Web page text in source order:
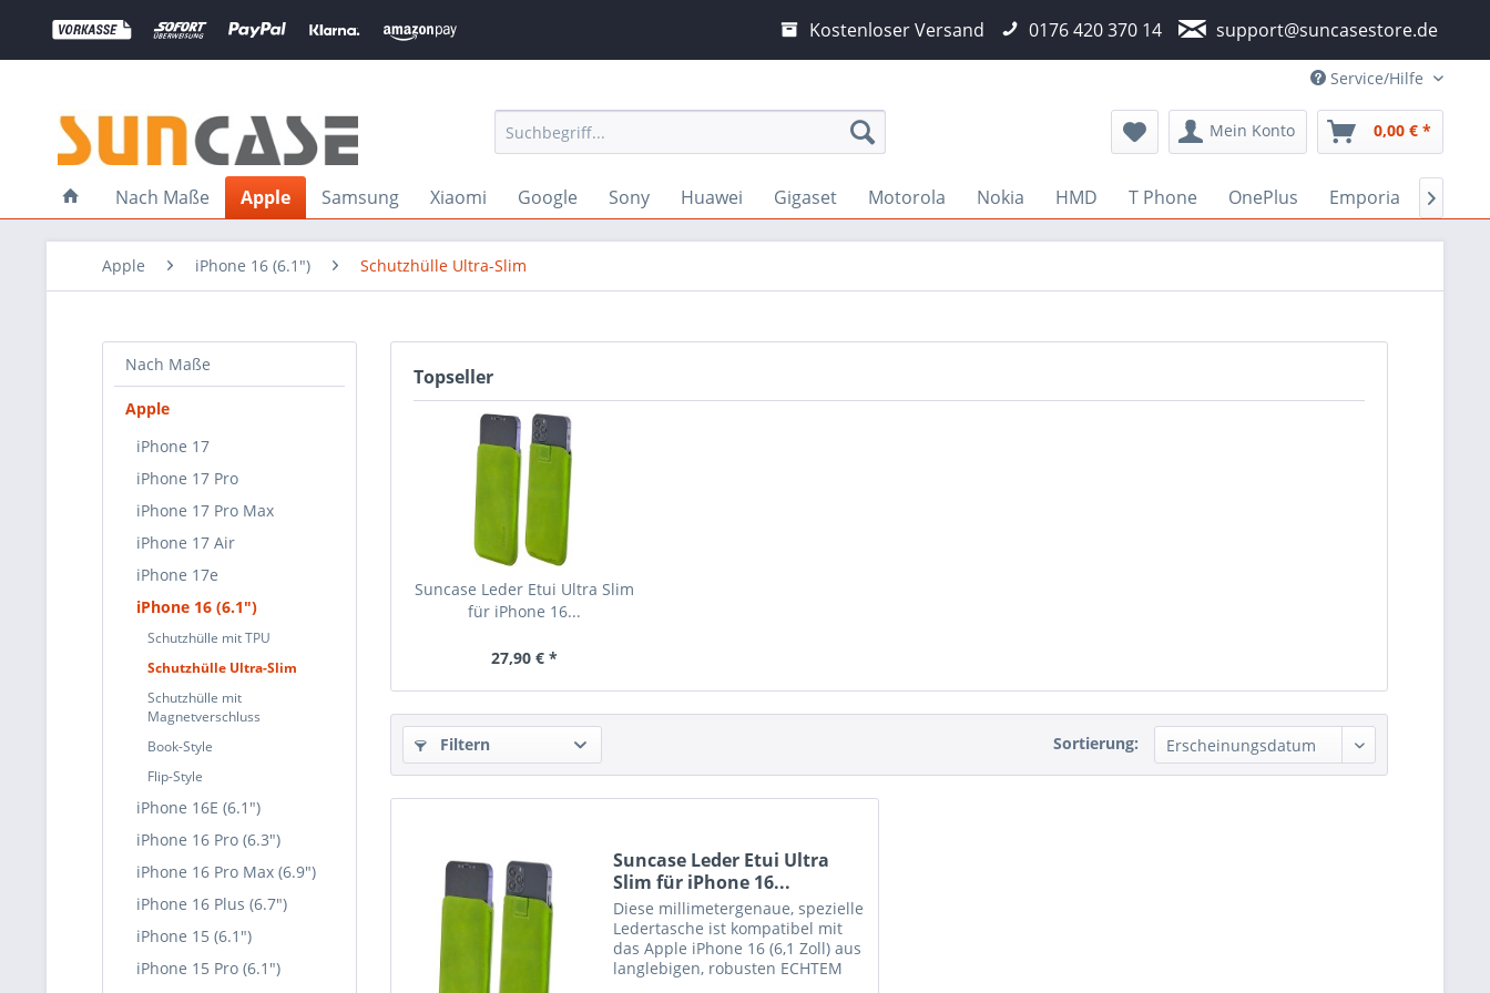
Kostenloser Versand 0176 420 370 14 support@suncasestore.de
Service/Hilfe
Mein Konto 0,00 € *
Nach Maße Apple Samsung Xiaomi Google Sony Huawei Gigaset Motorola Nokia HMD T Phone OnePlus Emporia 
Apple iPhone 16 (6.1") Schutzhülle Ultra-Slim
Nach Maße
Apple
iPhone 17
iPhone 17 Pro
iPhone 17 Pro Max
iPhone 17 Air
iPhone 17e
iPhone 16 (6.1")
Schutzhülle mit TPU
Schutzhülle Ultra-Slim
Schutzhülle mit
Magnetverschluss
Book-Style
Flip-Style
iPhone 16E (6.1")
iPhone 16 Pro (6.3")
iPhone 16 Pro Max (6.9")
iPhone 16 Plus (6.7")
iPhone 15 (6.1")
iPhone 15 Pro (6.1")
Topseller
Suncase Leder Etui Ultra Slim
für iPhone 16...
27,90 € *
Filtern Sortierung:
Suncase Leder Etui Ultra
Slim für iPhone 16...
Diese millimetergenaue, spezielle
Ledertasche ist kompatibel mit
das Apple iPhone 16 (6,1 Zoll) aus
langlebigen, robusten ECHTEM